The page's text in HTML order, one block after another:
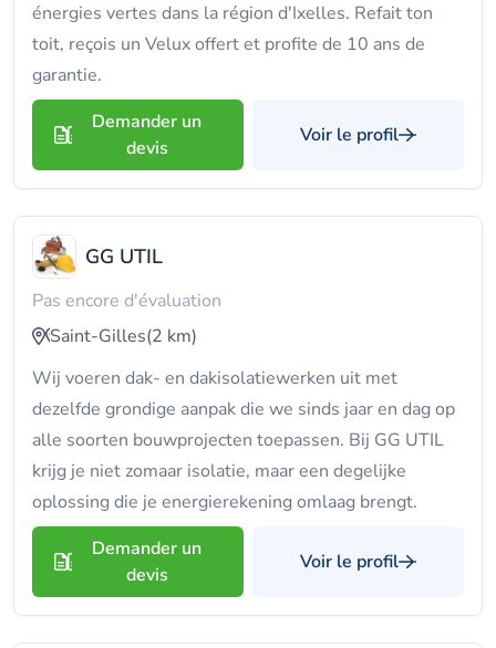
énergies vertes dans la région d'Ixelles. Refait ton
toit, reçois un Velux offert et profite de 10 ans de
garantie.
Demander un
devis
Voir le profil
GG UTIL
Pas encore d'évaluation
Saint-Gilles(2 km)
Wij voeren dak- en dakisolatiewerken uit met
dezelfde grondige aanpak die we sinds jaar en dag op
alle soorten bouwprojecten toepassen. Bij GG UTIL
krijg je niet zomaar isolatie, maar een degelijke
oplossing die je energierekening omlaag brengt.
Demander un
devis
Voir le profil